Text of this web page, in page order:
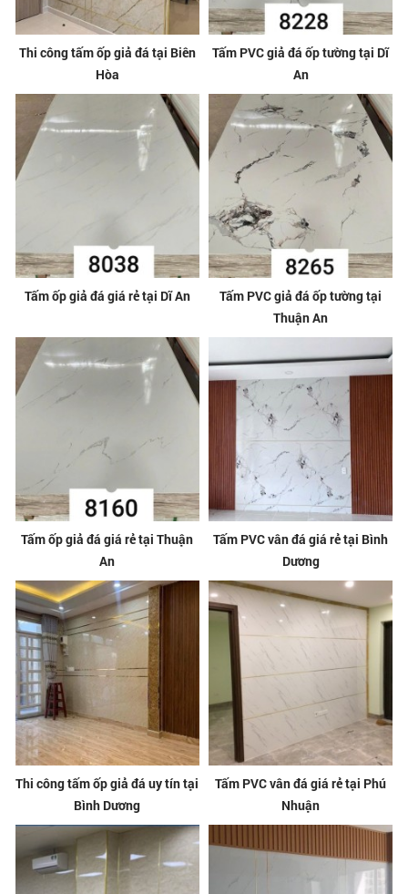
Thi công tấm ốp giả đá tại Biên
Hòa
Tấm PVC giả đá ốp tường tại Dĩ
An
Tấm ốp giả đá giá rẻ tại Dĩ An
Tấm PVC giả đá ốp tường tại
Thuận An
Tấm ốp giả đá giá rẻ tại Thuận
An
Tấm PVC vân đá giá rẻ tại Bình
Dương
Thi công tấm ốp giả đá uy tín tại
Bình Dương
Tấm PVC vân đá giá rẻ tại Phú
Nhuận